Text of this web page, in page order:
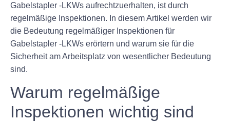
Gabelstapler -LKWs aufrechtzuerhalten, ist durch
regelmäßige Inspektionen. In diesem Artikel werden wir
die Bedeutung regelmäßiger Inspektionen für
Gabelstapler -LKWs erörtern und warum sie für die
Sicherheit am Arbeitsplatz von wesentlicher Bedeutung
sind.
Warum regelmäßige
Inspektionen wichtig sind